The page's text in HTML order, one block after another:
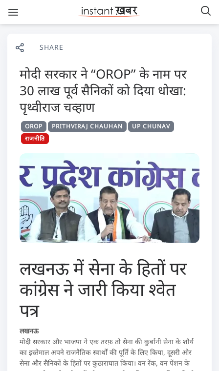
SHARE
मोदी सरकार ने ‘‘OROP’’ के नाम पर
30 लाख पूर्व सैनिकों को दिया धोखा:
पृथ्वीराज चव्हाण
OROP PRITHVIRAJ CHAUHAN
UP CHUNAV
राजनीति
लखनऊ में सेना के हितों पर
कांग्रेस ने जारी किया श्वेत
पत्र
लखनऊ
मोदी सरकार और भाजपा ने एक तरफ़ तो सेना की कुर्बानी सेना के शौर्य
का इस्तेमाल अपने राजनैतिक स्वार्थों की पूर्ति के लिए किया, दूसरी ओर
सेना और सैनिकों के हितों पर कुठाराघात किया। वन रेंक, वन पेंशन के